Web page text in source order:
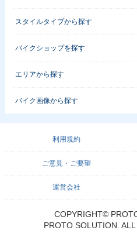
スタイルタイプから探す
バイクショップを探す
エリアから探す
バイク画像から探す
利用規約
ご意見・ご要望
運営会社
COPYRIGHT©
PROTO SOLUTION.